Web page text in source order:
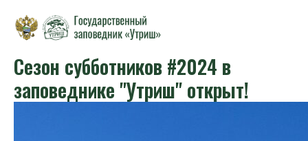
Сезон субботников #2024 в
заповеднике "Утриш" открыт!